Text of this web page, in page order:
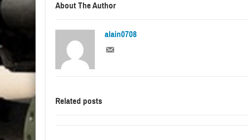
About The Author
alain0708
Related posts